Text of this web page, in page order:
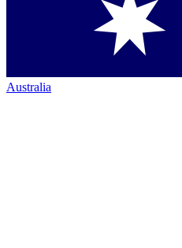
Australia